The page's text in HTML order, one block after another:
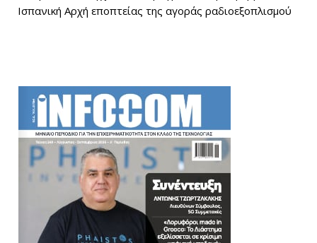
Ισπανική Αρχή εποπτείας της αγοράς ραδιοεξοπλισμού